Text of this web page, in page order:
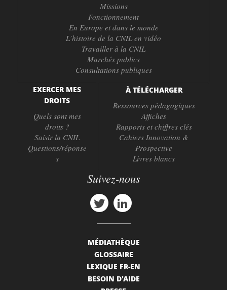
Missions
Fonctionnement
En Europe et dans le monde
L’histoire de la CNIL en vidéo
Travailler à la CNIL
Marchés publics
Consultations publiques
EXERCER MES
DROITS
Quels sont mes
droits ?
Saisir la CNIL
Questions/réponse
s
À TÉLÉCHARGER
Ressources pédagogiques
Affiches
Rapports et chiffres clés
Cahiers Innovation &
Prospective
Livres blancs
Suivez-nous
MÉDIATHÈQUE
GLOSSAIRE
LEXIQUE FR-EN
BESOIN D'AIDE